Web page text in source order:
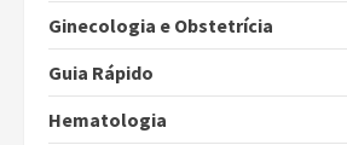
Ginecologia e Obstetrícia
Guia Rápido
Hematologia